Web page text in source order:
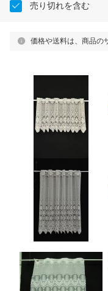
売り切れを含む
価格や送料は、商品の